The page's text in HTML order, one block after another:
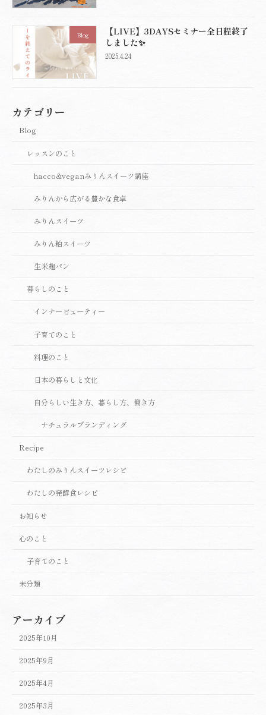
Blog
【LIVE】3DAYSセミナー全日程終了
しました✨
2025.4.24
カテゴリー
Blog
レッスンのこと
hacco&veganみりんスイーツ講座
みりんから広がる豊かな食卓
みりんスイーツ
みりん粕スイーツ
生米麹パン
暮らしのこと
インナービューティー
子育てのこと
料理のこと
日本の暮らしと文化
自分らしい生き方、暮らし方、働き方
ナチュラルブランディング
Recipe
わたしのみりんスイーツレシピ
わたしの発酵食レシピ
お知らせ
心のこと
子育てのこと
未分類
アーカイブ
2025年10月
2025年9月
2025年4月
2025年3月